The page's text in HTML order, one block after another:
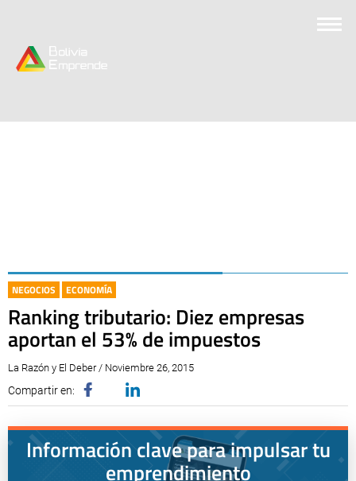
NEGOCIOS ECONOMÍA
Ranking tributario: Diez empresas
aportan el 53% de impuestos
La Razón y El Deber / Noviembre 26, 2015
Compartir en:
Información clave para impulsar tu
emprendimiento